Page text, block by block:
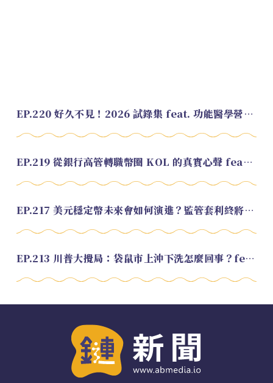
EP.220 好久不見！2026 試錄集 feat. 功能醫學營養師 美寶
EP.219 從銀行高管轉職幣圈 KOL 的真實心聲 feat.龜大
EP.217 美元穩定幣未來會如何演進？監管套利終將收斂？feat. 研究員 余哲安
EP.213 川普大攪局：袋鼠市上沖下洗怎麼回事？feat. Alvin